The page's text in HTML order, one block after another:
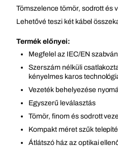
Tömszelence tömör, sodrott és
Lehetővé teszi két kábel
Termék előnyei:
Megfelel az IEC/EN
Szerszám nélküli
kényelmes karos
Vezeték behelyezése
Egyszerű leválasztás
Tömör, finom és sodrott
Kompakt méret szűk
Átlátszó ház az optikai